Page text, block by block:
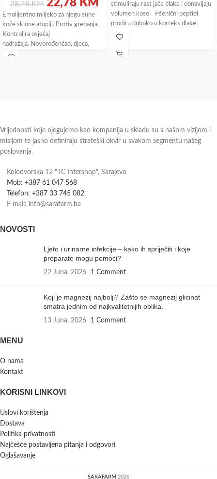
28,48KM 22,78 KM
Emolijentno mlijeko za njegu suhe
kože sklone atopiji. Protiv grebanja.
Kontrolira osjećaj
nadražaja. Novorođenčad, djeca,
odrasli. Emolijentno mlijeko za njegu
stimuliraju rast jače dlake i obnavljaju
volumen kose. Pšenični peptidi
prodiru duboko u korteks dlake
Vrijednosti koje njegujemo kao kompanija u skladu su s našom vizijom i
misijom te jasno definiraju strateški okvir u svakom segmentu našeg
poslovanja.
Kolodvorska 12 "TC Intershop", Sarajevo
Mob: +387 61 047 568
Telefon: +387 33 745 082
E mail: info@sarafarm.ba
NOVOSTI
Ljeto i urinarne infekcije – kako ih spriječiti i koje
preparate mogu pomoći?
22 Juna, 2026 1 Comment
Koji je magnezij najbolji? Zašto se magnezij glicinat
smatra jednim od najkvalitetnijih oblika.
13 Juna, 2026 1 Comment
MENU
O nama
Kontakt
KORISNI LINKOVI
Uslovi korištenja
Dostava
Politika privatnosti
Najčešće postavljena pitanja i odgovori
Oglašavanje
SARAFARM 2026